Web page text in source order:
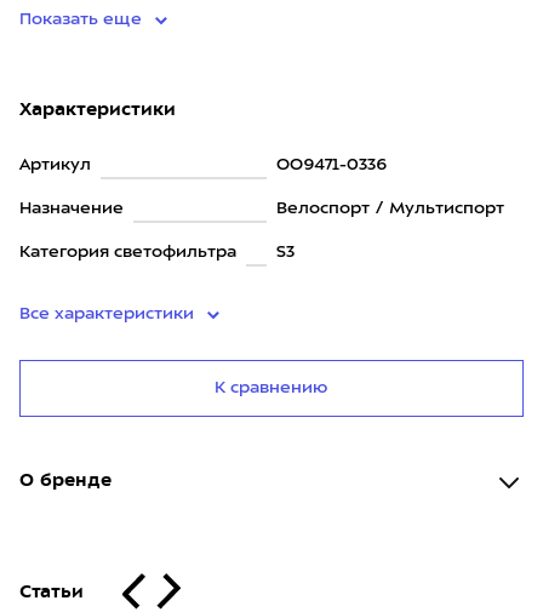
Показать еще
Характеристики
Артикул OO9471-0336
Назначение Велоспорт / Мультиспорт
Категория светофильтра S3
Все характеристики
К сравнению
О бренде
Статьи